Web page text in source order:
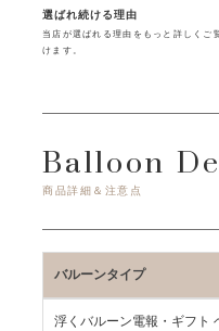
選ばれ続ける理由
当店が選ばれる理由をもっと詳しくご
けます。
Balloon
商品詳細＆注意点
バルーンタイプ
浮くバルーン電報・ギフト